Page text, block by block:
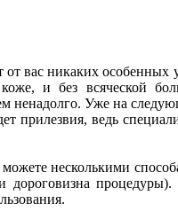
вас никаких особенных
коже, и без всяческой
ненадолго. Уже на
прилезвия, ведь
несколькими
дороговизна